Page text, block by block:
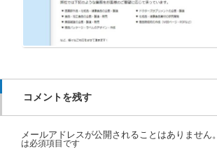
コメントを残す
メールアドレスが公開されることはありません。
は必須項目です